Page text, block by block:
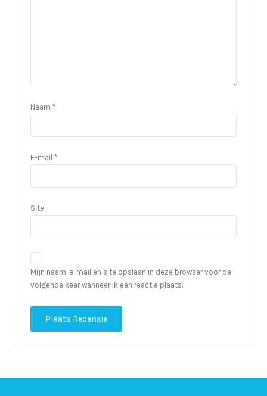
Naam *
E-mail *
Site
Mijn naam, e-mail en site opslaan in deze browser voor de
volgende keer wanneer ik een reactie plaats.